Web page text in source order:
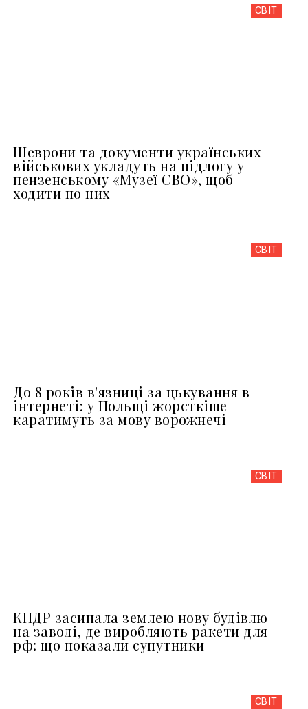
СВІТ
Шеврони та документи українських
військових укладуть на підлогу у
пензенському «Музеї СВО», щоб
ходити по них
СВІТ
До 8 років в'язниці за цькування в
інтернеті: у Польщі жорсткіше
каратимуть за мову ворожнечі
СВІТ
КНДР засипала землею нову будівлю
на заводі, де виробляють ракети для
рф: що показали супутники
СВІТ